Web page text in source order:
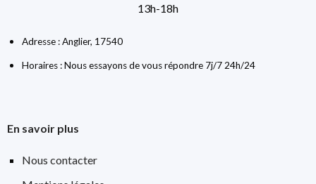
13h-18h
Adresse : Anglier, 17540
Horaires : Nous essayons de vous répondre 7j/7 24h/24
En savoir plus
Nous contacter